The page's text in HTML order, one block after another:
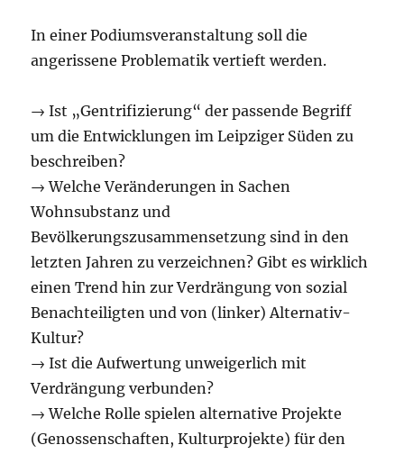
In einer Podiumsveranstaltung soll die
angerissene Problematik vertieft werden.
→ Ist „Gentrifizierung“ der passende Begriff
um die Entwicklungen im Leipziger Süden zu
beschreiben?
→ Welche Veränderungen in Sachen
Wohnsubstanz und
Bevölkerungszusammensetzung sind in den
letzten Jahren zu verzeichnen? Gibt es wirklich
einen Trend hin zur Verdrängung von sozial
Benachteiligten und von (linker) Alternativ-
Kultur?
→ Ist die Aufwertung unweigerlich mit
Verdrängung verbunden?
→ Welche Rolle spielen alternative Projekte
(Genossenschaften, Kulturprojekte) für den